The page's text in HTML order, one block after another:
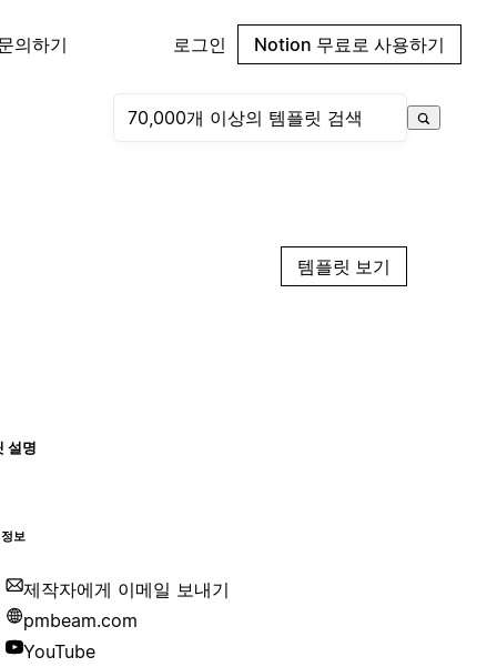
의하기 로그인 Notion 무료로 사용하기
템플릿 보기
설명
보
제작자에게 이메일 보내기
pmbeam.com
YouTube